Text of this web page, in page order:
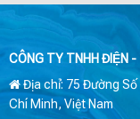
CÔNG TY TNHH ĐIỆN
Địa chỉ: 75 Đường Số
Chí Minh, Việt Nam